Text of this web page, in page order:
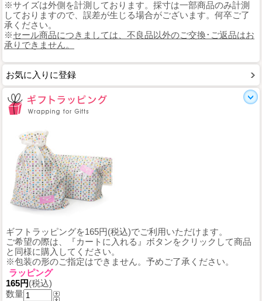
※サイズは外側を計測しております。採寸は一部商品のみ計測
しておりますので、誤差が生じる場合がございます。何卒ご了
承ください。
※セール商品につきましては、不良品以外のご交換･ご返品はお
承りできません。
お気に入りに登録
ギフトラッピングを165円(税込)でご利用いただけます。
ご希望の際は、『カートに入れる』ボタンをクリックして商品
と同様に購入してください。
※包装の形のご指定はできません。予めご了承ください。
ラッピング
165円(税込)
数量